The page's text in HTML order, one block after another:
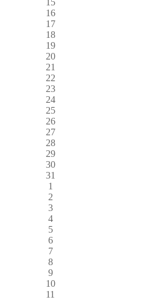
16
17
18
19
20
21
22
23
24
25
26
27
28
29
30
31
1
2
3
4
5
6
7
8
9
10
11